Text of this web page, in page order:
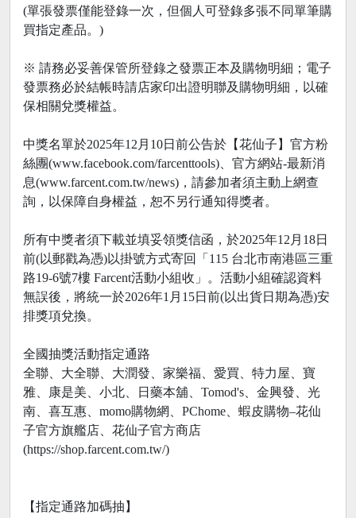
(單張發票僅能登錄一次，但個人可登錄多張不同單筆購
買指定產品。)
※ 請務必妥善保管所登錄之發票正本及購物明細；電子
發票務必於結帳時請店家印出證明聯及購物明細，以確
保相關兌獎權益。
中獎名單於2025年12月10日前公告於【花仙子】官方粉
絲團(www.facebook.com/farcenttools)、官方網站-最新消
息(www.farcent.com.tw/news)，請參加者須主動上網查
詢，以保障自身權益，恕不另行通知得獎者。
所有中獎者須下載並填妥領獎信函，於2025年12月18日
前(以郵戳為憑)以掛號方式寄回「115 台北市南港區三重
路19-6號7樓 Farcent活動小組收」。活動小組確認資料
無誤後，將統一於2026年1月15日前(以出貨日期為憑)安
排獎項兌換。
全國抽獎活動指定通路
全聯、大全聯、大潤發、家樂福、愛買、特力屋、寶
雅、康是美、小北、日藥本舖、Tomod's、金興發、光
南、喜互惠、momo購物網、PChome、蝦皮購物–花仙
子官方旗艦店、花仙子官方商店
(https://shop.farcent.com.tw/)
【指定通路加碼抽】